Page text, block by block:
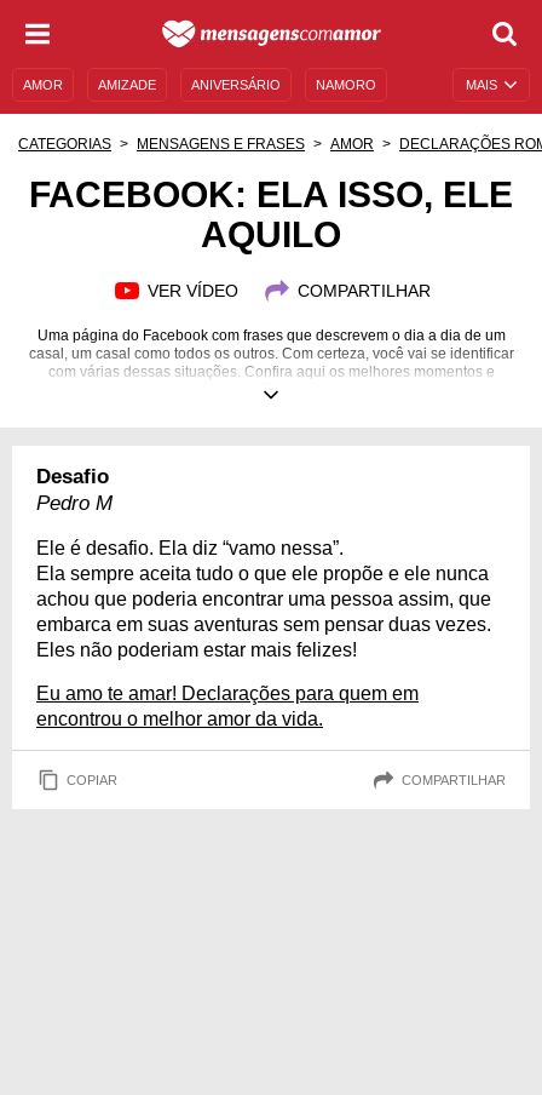
MAIS
AMOR AMIZADE ANIVERSÁRIO NAMORO
MENSAGENS DE ANIVERSÁRIO
CATEGORIAS MENSAGENS E FRASES AMOR DECLARAÇÕES
FACEBOOK: ELA ISSO, ELE
AQUILO
VER VÍDEO COMPARTILHAR
Uma página do Facebook com frases que descrevem o dia a dia de um
casal, um casal como todos os outros. Com certeza, você vai se identificar
com várias dessas situações. Confira aqui os melhores momentos e
derreta seu coração com tanta fofura!
Desafio
Pedro M
Ele é desafio. Ela diz “vamo nessa”.
Ela sempre aceita tudo o que ele propõe e ele nunca
achou que poderia encontrar uma pessoa assim, que
embarca em suas aventuras sem pensar duas vezes.
Eles não poderiam estar mais felizes!
Eu amo te amar! Declarações para quem em
encontrou o melhor amor da vida.
COPIAR COMPARTILHAR